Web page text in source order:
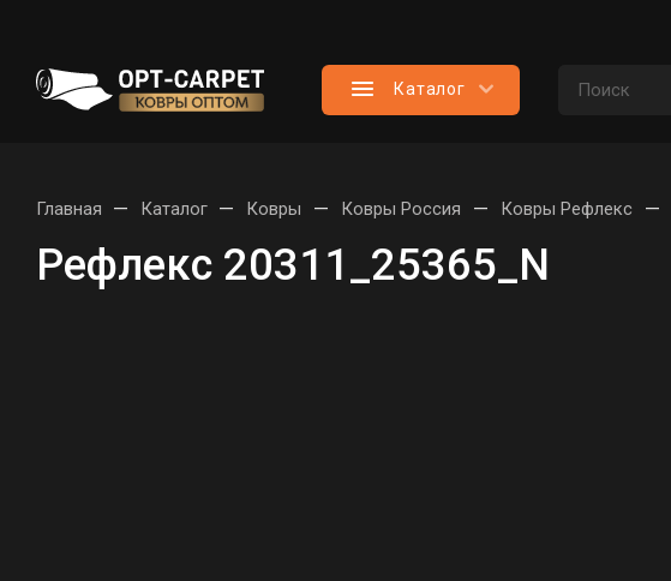
Каталог
Главная — Каталог — Ковры — Ковры Россия — Ковры Рефлекс —
Рефлекс 20311_25365_N